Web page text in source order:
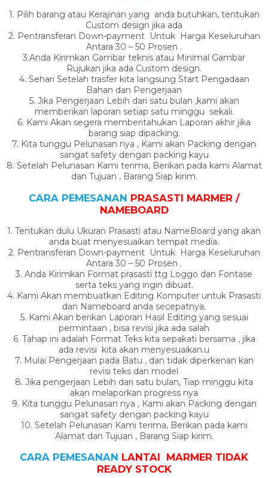
1. Pilih barang atau Kerajinan yang anda butuhkan, tentukan
Custom design jika ada
2. Pentransferan Down-payment Untuk Harga Keseluruhan
Antara 30 – 50 Prosen .
3.Anda Kirimkan Gambar teknis atau Minimal Gambar
Rujukan jika ada Custom design.
4. Sehari Setelah trasfer kita langsung Start Pengadaan
Bahan dan Pengerjaan
5. Jika Pengerjaan Lebih dari satu bulan ,kami akan
memberikan laporan setiap satu minggu sekali.
6. Kami Akan segera memberitahukan Laporan akhir jika
barang siap dipacking.
7. Kita tunggu Pelunasan nya , Kami akan Packing dengan
sangat safety dengan packing kayu
8. Setelah Pelunasan Kami terima, Berikan pada kami Alamat
dan Tujuan , Barang Siap kirim.
CARA PEMESANAN PRASASTI MARMER /
NAMEBOARD
1. Tentukan dulu Ukuran Prasasti atau NameBoard yang akan
anda buat menyesuaikan tempat media.
2. Pentransferan Down-payment Untuk Harga Keseluruhan
Antara 30 – 50 Prosen .
3. Anda Kirimkan Format prasasti ttg Loggo dan Fontase
serta teks yang ingin dibuat.
4. Kami Akan membuatkan Editing Komputer untuk Prasasti
dan Nameboard anda secepatnya.
5. Kami Akan berikan Laporan Hasil Editing yang sesuai
permintaan , bisa revisi jika ada salah
6. Tahap ini adalah Format Teks kita sepakati bersama , jika
ada revisi kita akan menyesuaikan.u
7. Mulai Pengerjaan pada Batu , dan tidak diperkenan kan
revisi teks dan model
8. Jika pengerjaan Lebih dari satu bulan, Tiap minggu kita
akan melaporkan progress nya
9. Kita tunggu Pelunasan nya , Kami akan Packing dengan
sangat safety dengan packing kayu
10. Setelah Pelunasan Kami terima, Berikan pada kami
Alamat dan Tujuan , Barang Siap kirim.
CARA PEMESANAN LANTAI MARMER TIDAK
READY STOCK